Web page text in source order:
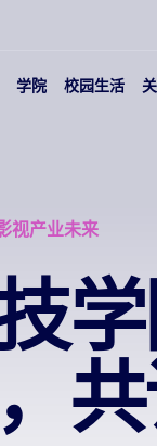
学院 校园生活
视产业未来